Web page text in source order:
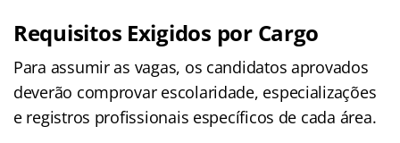
Requisitos Exigidos por Cargo
Para assumir as vagas, os candidatos aprovados
deverão comprovar escolaridade, especializações
e registros profissionais específicos de cada área.